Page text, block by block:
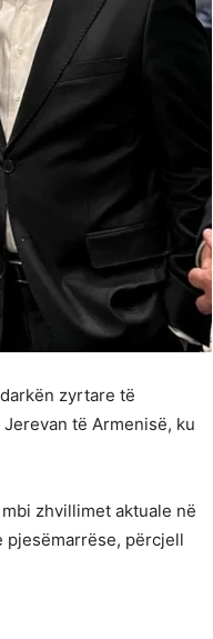
zyrtare të
të Armenisë, ku
zhvillimet aktuale në
pjesëmarrëse, përcjell